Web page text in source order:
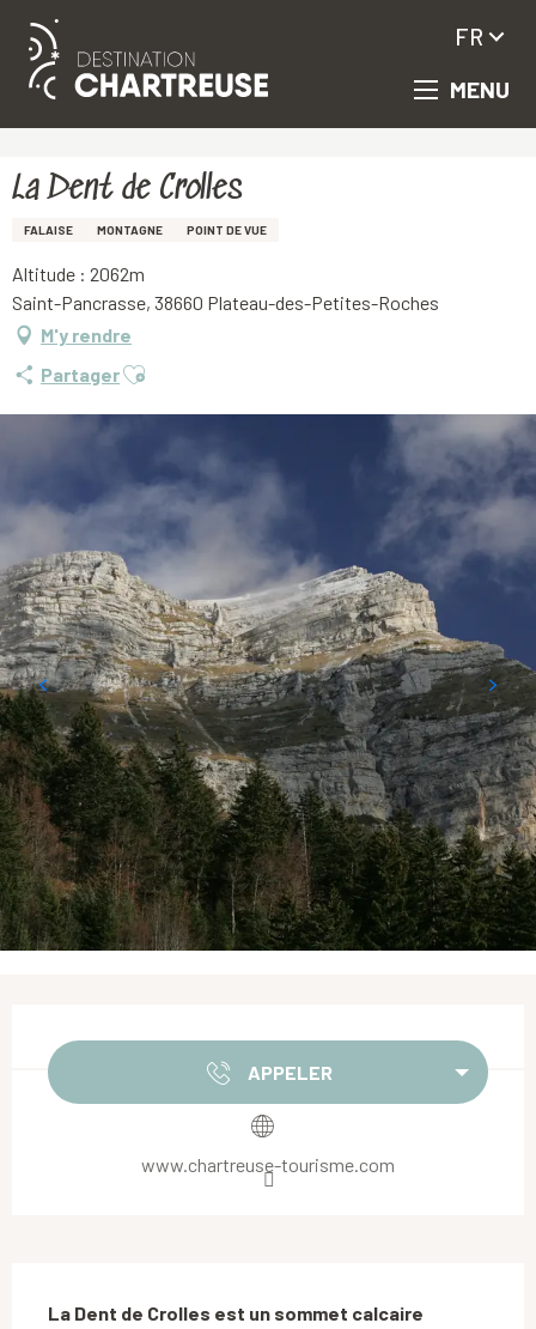
Aller
principal
MENU
FR
La Dent de Crolles
FALAISE MONTAGNE POINT DE VUE
Altitude : 2062m
Saint-Pancrasse, 38660 Plateau-des-Petites-Roches
M'y rendre
PartagerAjouter aux favoris
APPELER
www.chartreuse-tourisme.com
La Dent de Crolles est un sommet calcaire